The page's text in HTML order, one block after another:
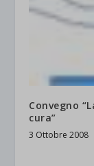
Convegno
cura”
3 Ottobre 2008